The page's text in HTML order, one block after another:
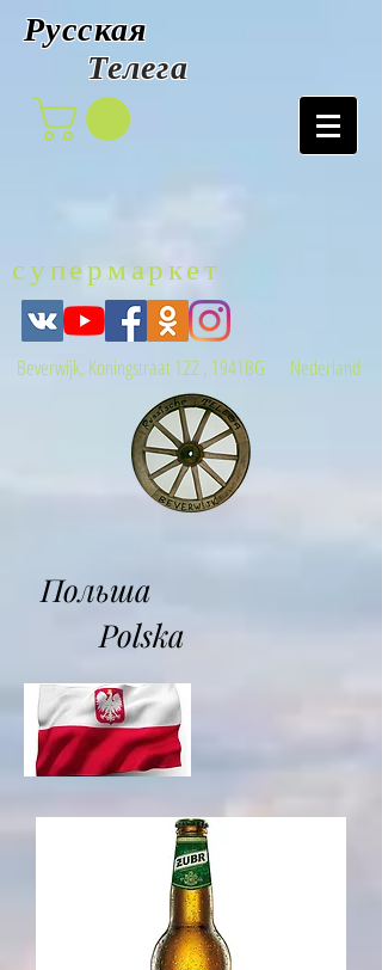
Русская
Телега
супермаркет
Beverwijk, Koningstraat 122 , 1941BG Nederland
Польша
Polska